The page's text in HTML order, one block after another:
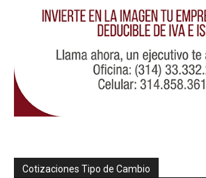
Cotizaciones Tipo de Cambio